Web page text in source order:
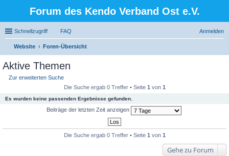
Forum des Kendo Verband Ost e.V.
Schnellzugriff FAQ Anmelden
Website
Foren-Übersicht
Aktive Themen
Zur erweiterten Suche
Die Suche ergab 0 Treffer • Seite 1 von 1
Es wurden keine passenden Ergebnisse gefunden.
Beiträge der letzten Zeit anzeigen
Die Suche ergab 0 Treffer • Seite 1 von 1
Gehe zu Forum